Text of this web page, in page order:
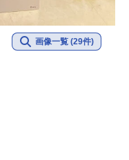
画像一覧 (29件)